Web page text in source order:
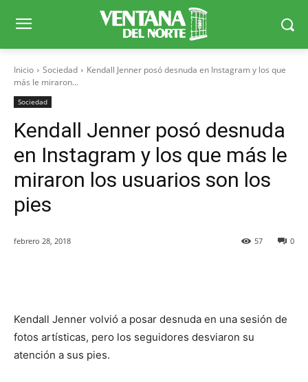
Inicio Sociedad
Kendall Jenner posó desnuda en Instagram y los que
más le miraron...
Sociedad
Kendall Jenner posó desnuda
en Instagram y los que más le
miraron los usuarios son los
pies
febrero 28, 2018 0
57
Kendall Jenner volvió a posar desnuda en una sesión de
fotos artísticas, pero los seguidores desviaron su
atención a sus pies.